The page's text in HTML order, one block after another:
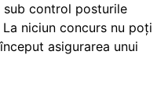
sub control posturile
niciun concurs nu poți
asigurarea unui